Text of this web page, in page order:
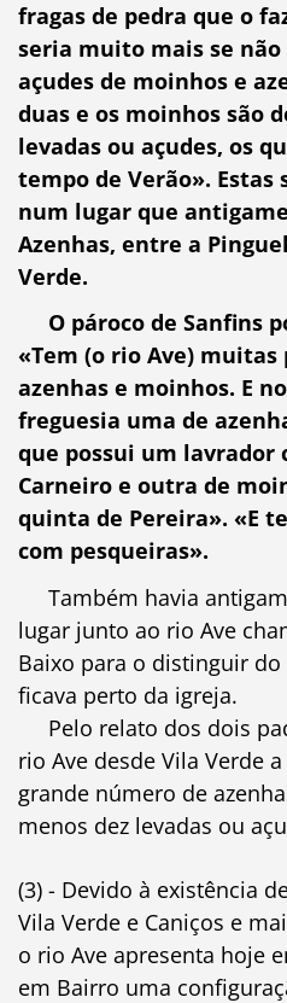
fragas de pedra que o
seria muito mais se
açudes de moinhos e
duas e os moinhos são
levadas ou açudes, os
tempo de Verão». Estas
num lugar que
Azenhas, entre a
Verde.
O pároco de Sanfins
«Tem (o rio Ave) muitas
azenhas e moinhos. E
freguesia uma de
que possui um lavrador
Carneiro e outra de
quinta de Pereira». «E
com pesqueiras».
Também havia
lugar junto ao rio Ave
Baixo para o distinguir
ficava perto da igreja.
Pelo relato dos dois
rio Ave desde Vila Verde
grande número de
menos dez levadas ou
(3) - Devido à existência
Vila Verde e Caniços e
o rio Ave apresenta hoje
em Bairro uma